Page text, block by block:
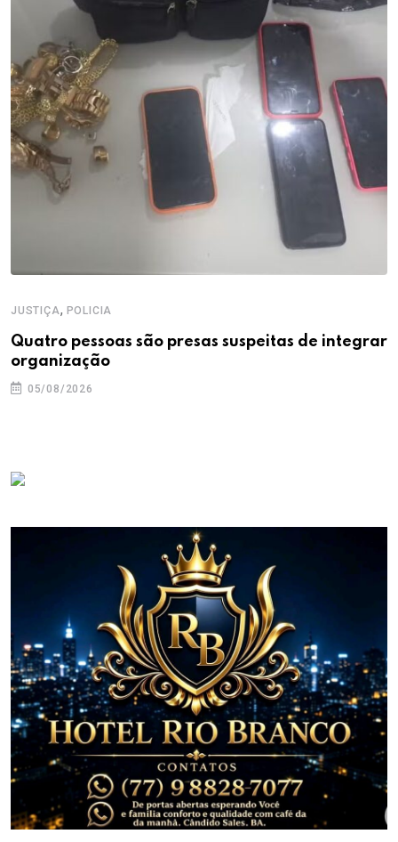
JUSTIÇA, POLICIA
Quatro pessoas são presas suspeitas de integrar
organização
05/08/2026